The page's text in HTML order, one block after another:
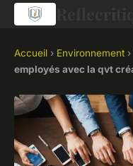
Accueil › Environnement ›
employés avec la qvt